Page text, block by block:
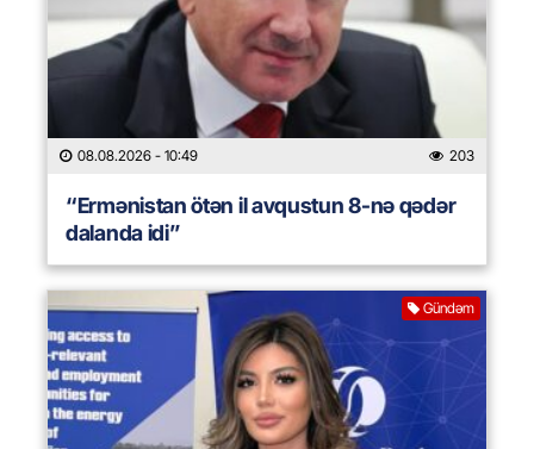
08.08.2026 - 10:49 203
“Ermənistan ötən il avqustun 8-nə qədər
dalanda idi”
Gündəm